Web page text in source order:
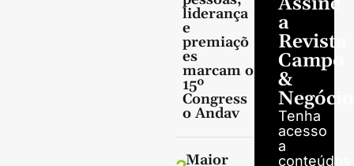
liderança
e
premiaçõ
es
marcam o
15º
Congress
o Andav
Maior
a
Revista
Campo
&
Tenha
acesso
a
conteúdos